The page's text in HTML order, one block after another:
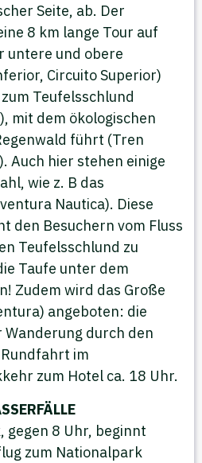
Seite, ab. Der
8 km lange Tour auf
untere und obere
Circuito Superior)
Teufelsschlund
mit dem ökologischen
führt (Tren
Auch hier stehen einige
wie z. B das
Nautica). Diese
den Besuchern vom Fluss
Teufelsschlund zu
Taufe unter dem
Zudem wird das Große
angeboten: die
durch den
im
zum Hotel ca. 18 Uhr.
gegen 8 Uhr, beginnt
zum Nationalpark